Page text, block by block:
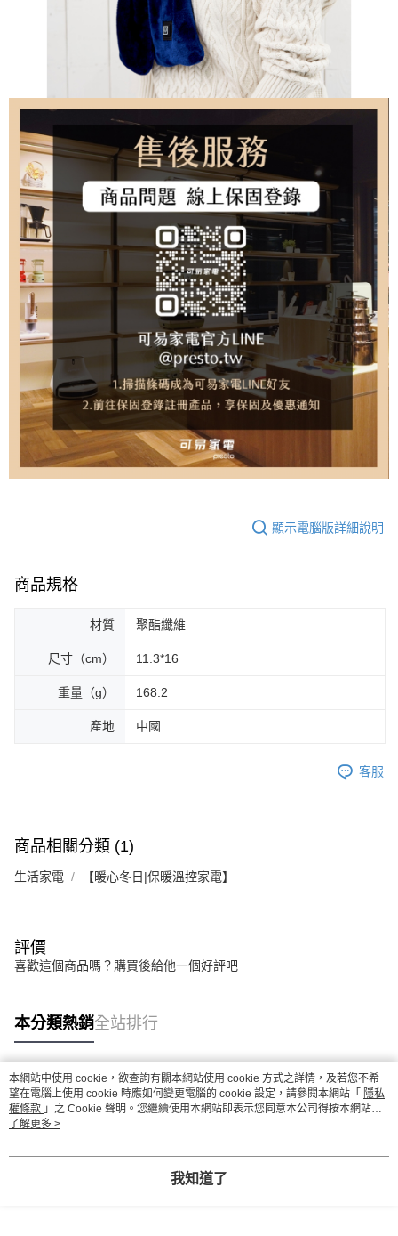
顯示電腦版詳細說明
商品規格
材質 聚酯纖維
尺寸（cm） 11.3*16
重量（g） 168.2
產地 中國
客服
商品相關分類 (1)
生活家電 【暖心冬日|保暖溫控家電】
評價
喜歡這個商品嗎？購買後給他一個好評吧
本分類熱銷全站排行
熱門標籤
本網站中使用 cookie，欲查詢有關本網站使用 cookie 方式之詳情，及若您不希
望在電腦上使用 cookie 時應如何變更電腦的 cookie 設定，請參閱本網站「 隱私
權條款 」之 Cookie 聲明。您繼續使用本網站即表示您同意本公司得按本網站使
用條款之 Cookie 聲明使用 cookie。
了解更多 >
我知道了